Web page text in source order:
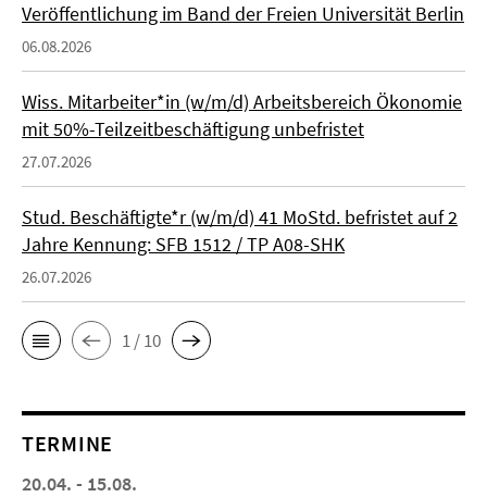
Veröffentlichung im Band der Freien Universität Berlin
06.08.2026
Wiss. Mitarbeiter*in (w/m/d) Arbeitsbereich Ökonomie
mit 50%-Teilzeitbeschäftigung unbefristet
27.07.2026
Stud. Beschäftigte*r (w/m/d) 41 MoStd. befristet auf 2
Jahre Kennung: SFB 1512 / TP A08-SHK
26.07.2026
1 / 10
TERMINE
20.04. - 15.08.